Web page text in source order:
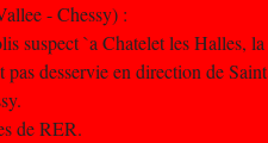
- Chessy) :
suspect `a Chatelet les Halles, la
desservie en direction de Saint
de RER.